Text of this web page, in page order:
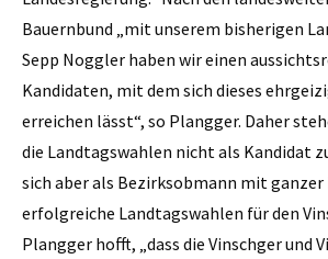
Bauernbund „mit unserem bisherigen
Sepp Noggler haben wir einen
Kandidaten, mit dem sich dieses
erreichen lässt“, so Plangger. Daher
die Landtagswahlen nicht als Kandidat
sich aber als Bezirksobmann mit
erfolgreiche Landtagswahlen für den
Plangger hofft, „dass die Vinschger und